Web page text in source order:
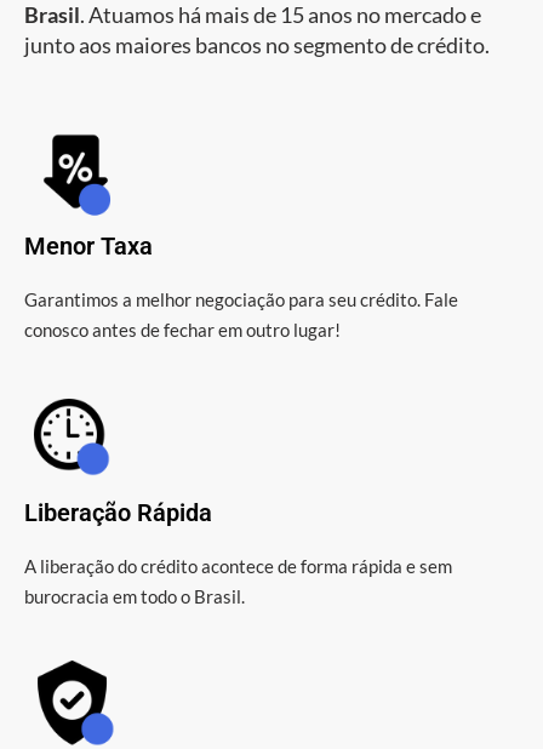
Brasil. Atuamos há mais de 15 anos no mercado e
junto aos maiores bancos no segmento de crédito.
Menor Taxa
Garantimos a melhor negociação para seu crédito. Fale
conosco antes de fechar em outro lugar!
Liberação Rápida
A liberação do crédito acontece de forma rápida e sem
burocracia em todo o Brasil.